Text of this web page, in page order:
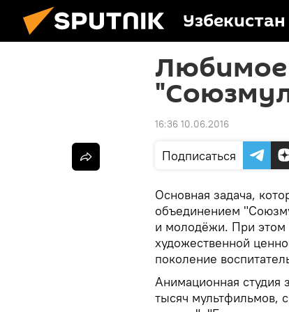
Узбекистан
Любимое
16:36 10.06.2016
Подписаться
Основная задача,
объединением
и молодёжи. При этом
художественной
поколение
Анимационная студия
тысяч мультфильмов,